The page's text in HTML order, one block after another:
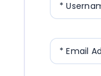
*
* Email